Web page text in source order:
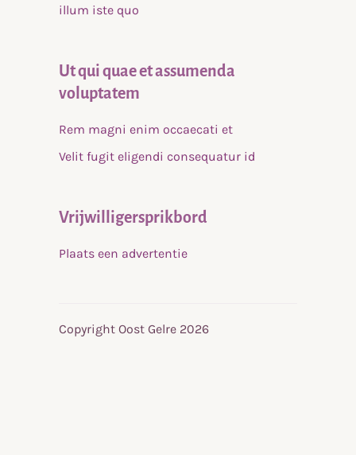
illum iste quo
Ut qui quae et assumenda
voluptatem
Rem magni enim occaecati et
Velit fugit eligendi consequatur id
Vrijwilligersprikbord
Plaats een advertentie
Copyright Oost Gelre 2026